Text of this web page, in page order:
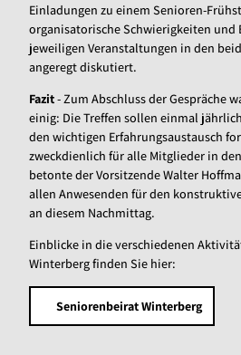
Einladungen zu einem Senioren-
organisatorische Schwierigkeiten und
jeweiligen Veranstaltungen in den
angeregt diskutiert.
Fazit- Zum Abschluss der Gespräche
einig: Die Treffen sollen einmal
den wichtigen Erfahrungsaustausch
zweckdienlich für alle Mitglieder in
betonte der Vorsitzende Walter
allen Anwesenden für den
an diesem Nachmittag.
Einblicke in die verschiedenen
Winterberg finden Sie hier:
Seniorenbeirat Winterberg